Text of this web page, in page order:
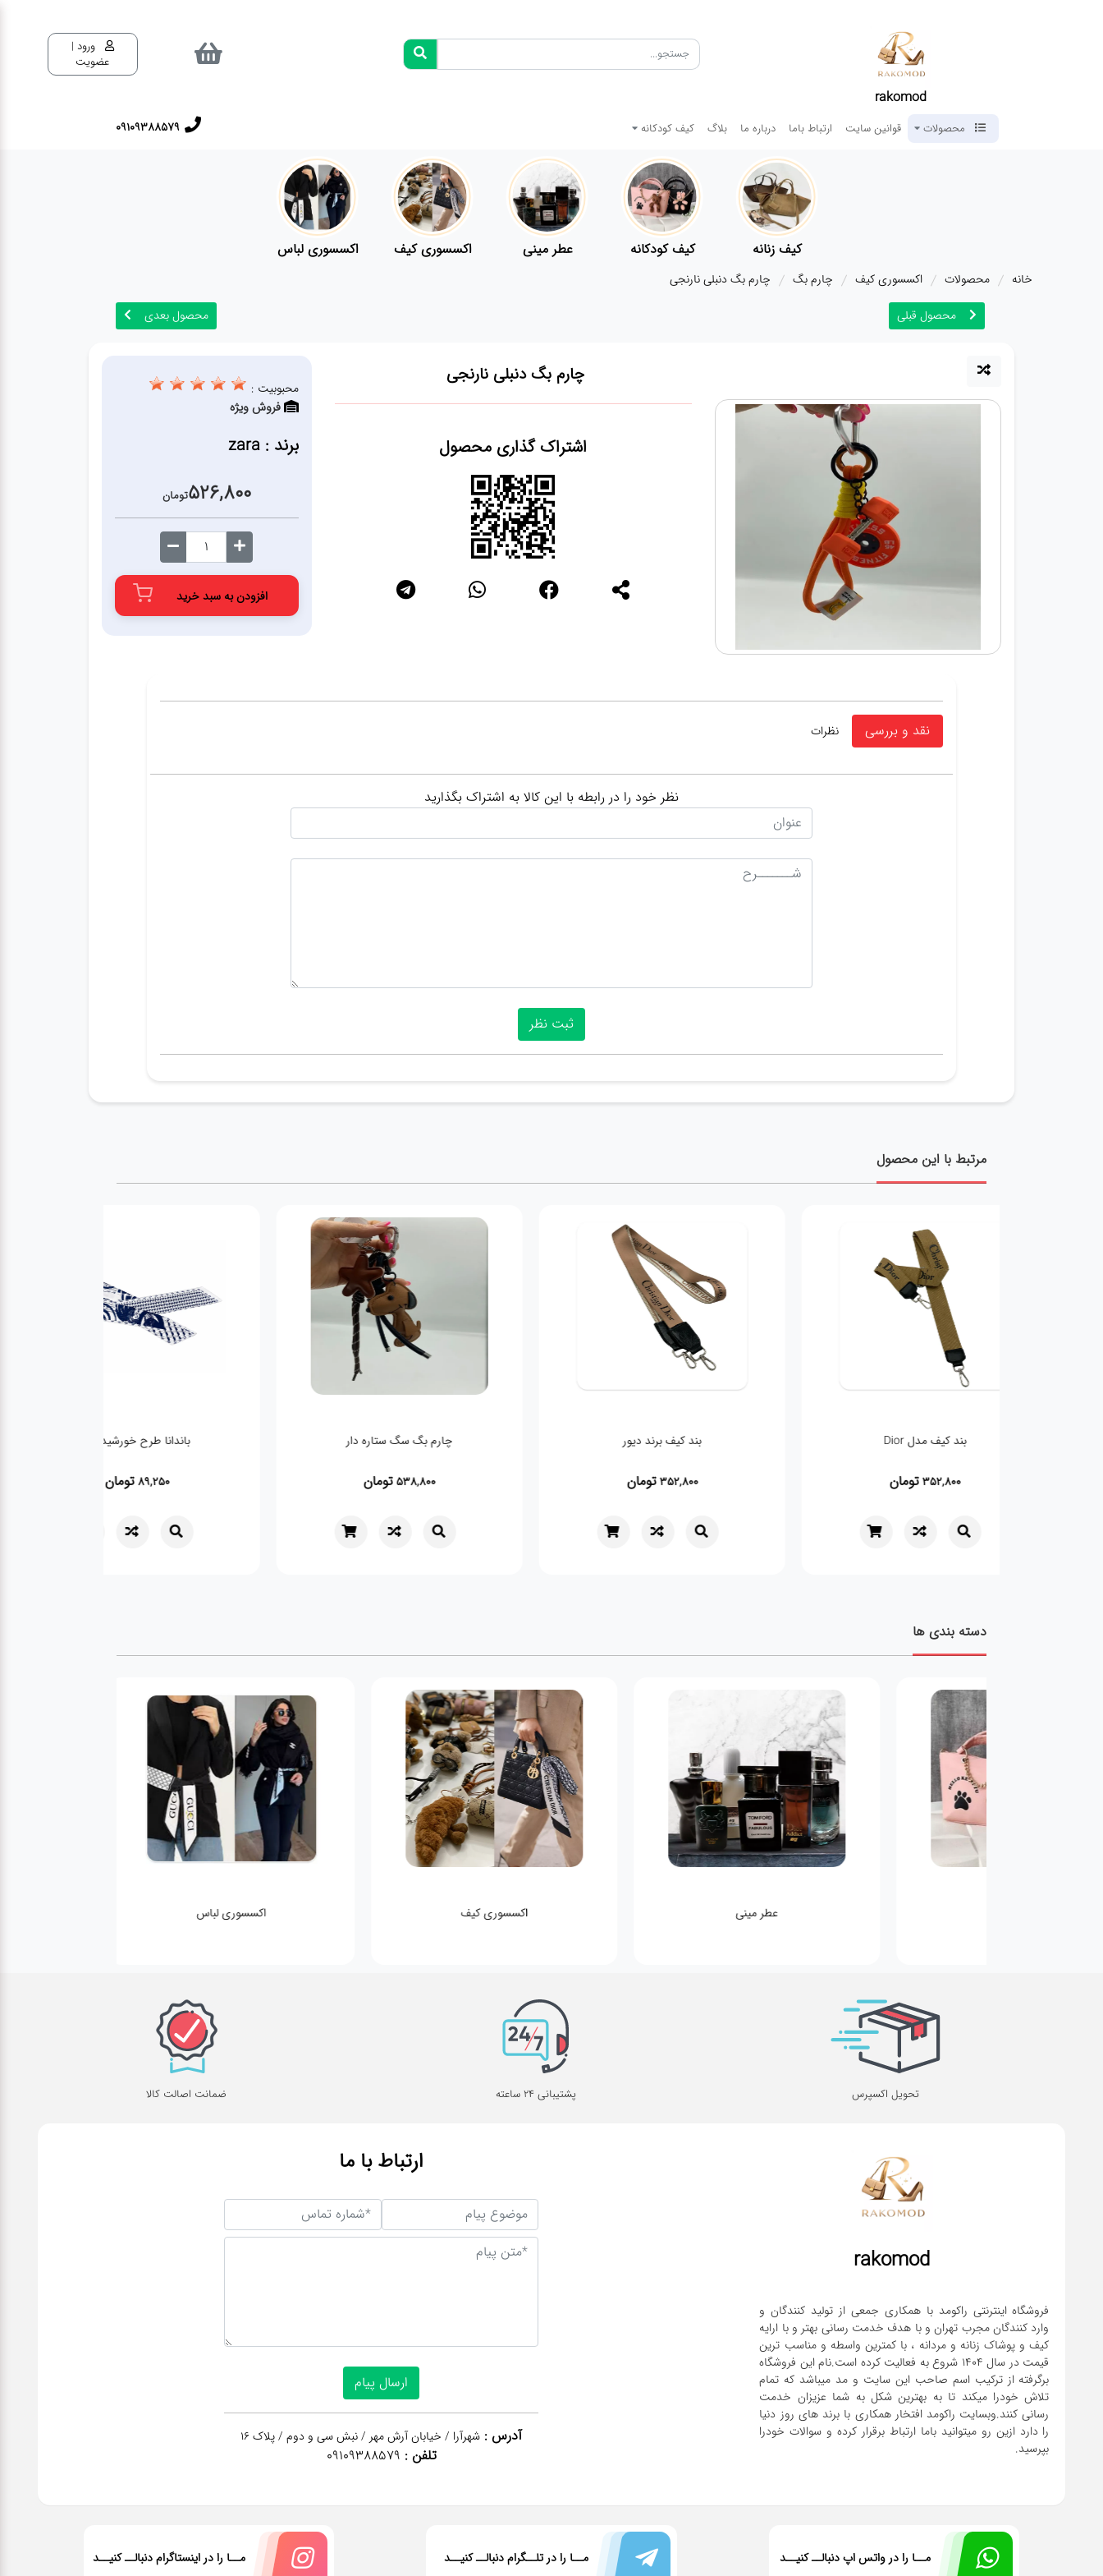
rakomod
ورود |
عضویت
محصولات قوانین سایت ارتباط باما درباره ما بلاگ کیف کودکانه 09109388579
کیف زنانه کیف کودکانه عطر مینی اکسسوری کیف اکسسوری لباس
خانه محصولات اکسسوری کیف چارم بگ
چارم بگ دنبلی نارنجی
محصول قبلی
محصول بعدی
چارم بگ دنبلی نارنجی
اشتراک گذاری محصول
محبوبیت :
فروش ویژه
برند : zara
526,800تومان
افزودن به سبد خرید
نقد و بررسی نظرات
نظر خود را در رابطه با این کالا به اشتراک بگذارید
مرتبط با این محصول
بند کیف مدل Dior
352,800
بند کیف برند دیور
352,800
چارم بگ سگ ستاره دار
538,800
باندانا طرح خورشید ابی
89,250
دسته بندی ها
عطر مینی اکسسوری کیف اکسسوری لباس
تحویل اکسپرس پشتیبانی 24 ساعته ضمانت اصالت کالا
rakomod
فروشگاه اینترنتی راکومد با همکاری جمعی از تولید کنندگان و
وارد کنندگان مجرب تهران و با هدف خدمت رسانی بهتر و با ارایه
کیف و پوشاک زنانه و مردانه ، با کمترین واسطه و مناسب ترین
قیمت در سال 1404 شروع به فعالیت کرده است.نام این فروشگاه
برگرفته از ترکیب اسم صاحب این سایت و مد میباشد که تمام
تلاش خودرا میکند تا به بهترین شکل به شما عزیزان خدمت
رسانی کنند.وبسایت راکومد افتخار همکاری با برند های روز دنیا
را دارد ازین رو میتوانید باما ارتباط برقرار کرده و سوالات خودرا
بپرسید.
ارتباط با ما
آدرس : شهرآرا / خیابان آرش مهر / نبش سی و دوم / پلاک 16
تلفن : 09109388579
مــا را در واتس اپ دنبالــ کنیــد مــا را در تلــگرام دنبالــ کنیــد مــا را در اینستاگرام دنبالــ کنیــد